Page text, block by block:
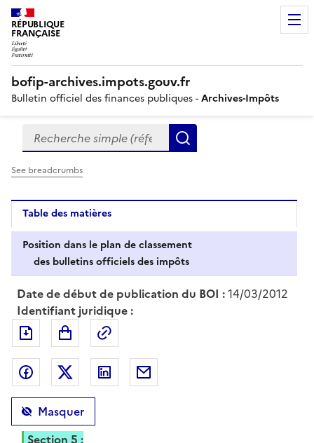
RÉPUBLIQUE
FRANÇAISE
bofip-archives.impots.gouv.fr
Bulletin officiel des finances publiques -Archives-Impôts
Formulaire
de
recherche
Recherche simple (références, mots clés, partie du
See breadcrumbs
Table des matières
Position dans le plan de classement
des bulletins officiels des impôts
Date de début de publication du BOI :14/03/2012
Identifiant juridique :
Exporter le document au format pdf
Partager sur Facebook
Partager sur Twitter
Partager sur LinkedIn
Masquer
Section 5 :